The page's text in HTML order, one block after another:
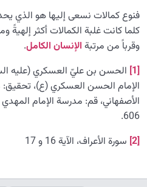
فنوع كمالات نسعى إليها هو الذي
كلما كانت غلبة الكمالات أكثر إلهيةً
وقرباً من مرتبة الإنسان الكامل.
[1]
الحسن بن عليّ العسكري (عليه
الإمام الحسن العسكري (ع)،
606.
[2]
سورة الأعراف، الآية 16 و 17